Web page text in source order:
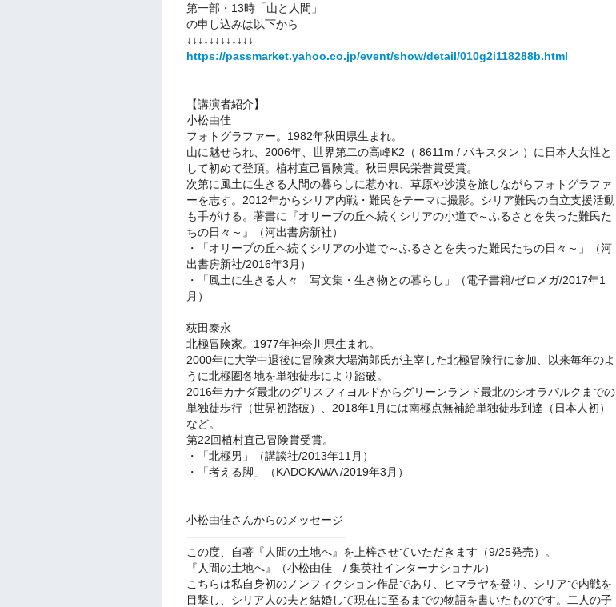
第一部・13時「山と人間」
の申し込みは以下から
↓↓↓↓↓↓↓↓↓↓↓↓
https://passmarket.yahoo.co.jp/event/show/detail/010g2i118288b.html
【講演者紹介】
小松由佳
フォトグラファー。1982年秋田県生まれ。
山に魅せられ、2006年、世界第二の高峰K2（ 8611m / パキスタン ）に日本人女性と
して初めて登頂。植村直己冒険賞。秋田県民栄誉賞受賞。
次第に風土に生きる人間の暮らしに惹かれ、草原や沙漠を旅しながらフォトグラファ
ーを志す。2012年からシリア内戦・難民をテーマに撮影。シリア難民の自立支援活動
も手がける。著書に『オリーブの丘へ続くシリアの小道で～ふるさとを失った難民た
ちの日々～』（河出書房新社）
・「オリーブの丘へ続くシリアの小道で～ふるさとを失った難民たちの日々～」（河
出書房新社/2016年3月）
・「風土に生きる人々 写文集・生き物との暮らし」（電子書籍/ゼロメガ/2017年1
月）
荻田泰永
北極冒険家。1977年神奈川県生まれ。
2000年に大学中退後に冒険家大場満郎氏が主宰した北極冒険行に参加、以来毎年のよ
うに北極圏各地を単独徒歩により踏破。
2016年カナダ最北のグリスフィヨルドからグリーンランド最北のシオラパルクまでの
単独徒歩行（世界初踏破）、2018年1月には南極点無補給単独徒歩到達（日本人初）
など。
第22回植村直己冒険賞受賞。
・「北極男」（講談社/2013年11月）
・「考える脚」（KADOKAWA /2019年3月）
小松由佳さんからのメッセージ
----------------------------------------
この度、自著『人間の土地へ』を上梓させていただきます（9/25発売）。
『人間の土地へ』
（小松由佳 / 集英社インターナショナル）
こちらは私自身初のノンフィクション作品であり、ヒマラヤを登り、シリアで内戦を
目撃し、シリア人の夫と結婚して現在に至るまでの物語を書いたものです。
二人の子